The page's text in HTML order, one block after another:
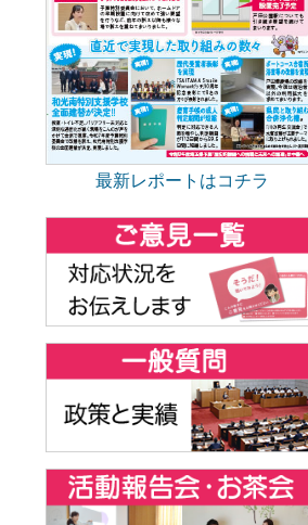
最新レポートはコチラ